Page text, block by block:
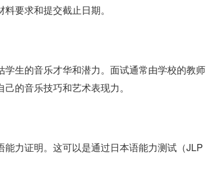
要求和提交截止日期。
生的音乐才华和潜力。面试通常由学校的教师
的音乐技巧和艺术表现力。
力证明。这可以是通过日本语能力测试（JLP